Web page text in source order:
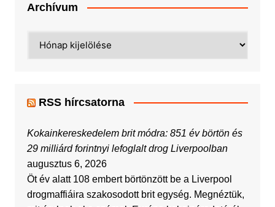
Archívum
RSS hírcsatorna
Kokainkereskedelem brit módra: 851 év börtön és
29 milliárd forintnyi lefoglalt drog Liverpoolban
augusztus 6, 2026
Öt év alatt 108 embert börtönzött be a Liverpool
drogmaffiáira szakosodott brit egység. Megnéztük,